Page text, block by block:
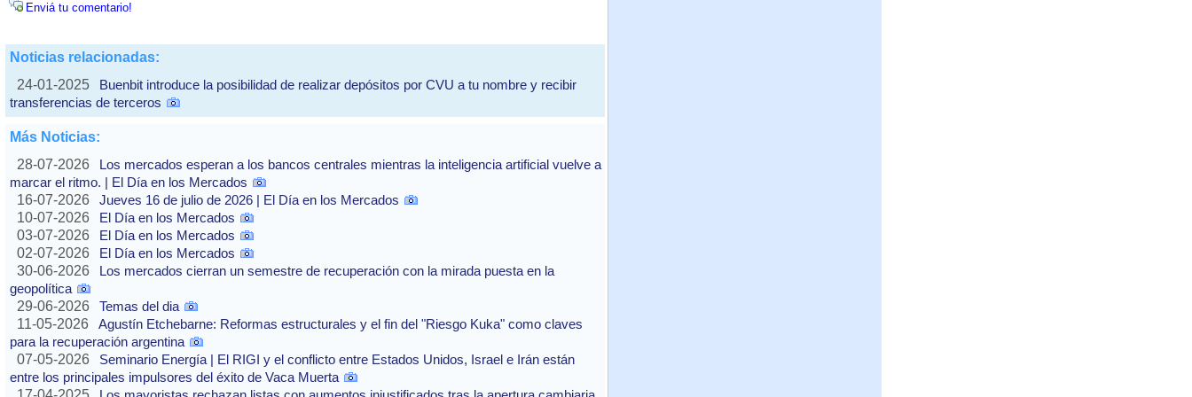
Enviá tu comentario!
Noticias relacionadas:
24-01-2025
Buenbit introduce la posibilidad de realizar depósitos por CVU a tu nombre y recibir
transferencias de terceros
Más Noticias:
28-07-2026
Los mercados esperan a los bancos centrales mientras la inteligencia artificial vuelve a
marcar el ritmo. | El Día en los Mercados
16-07-2026
Jueves 16 de julio de 2026 | El Día en los Mercados
10-07-2026
El Día en los Mercados
03-07-2026
El Día en los Mercados
02-07-2026
El Día en los Mercados
30-06-2026
Los mercados cierran un semestre de recuperación con la mirada puesta en la
geopolítica
29-06-2026
Temas del dia
11-05-2026
Agustín Etchebarne: Reformas estructurales y el fin del "Riesgo Kuka" como claves
para la recuperación argentina
07-05-2026
Seminario Energía | El RIGI y el conflicto entre Estados Unidos, Israel e Irán están
entre los principales impulsores del éxito de Vaca Muerta